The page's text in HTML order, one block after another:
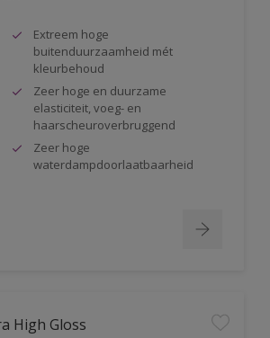
Extreem hoge
buitenduurzaamheid mét
kleurbehoud
Zeer hoge en duurzame
elasticiteit, voeg- en
haarscheuroverbruggend
Zeer hoge
waterdampdoorlaatbaarheid
High Gloss